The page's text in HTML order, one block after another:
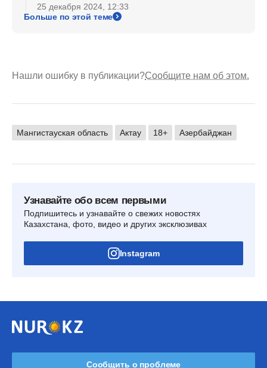
25 декабря 2024, 12:33
Больше по этой теме
Нашли ошибку в публикации?Сообщите нам об этом.
Мангистауская область Актау 18+ Азербайджан
Узнавайте обо всем первыми
Подпишитесь и узнавайте о свежих новостях
Казахстана, фото, видео и других эксклюзивах
Instagram
Сообщить о проблеме